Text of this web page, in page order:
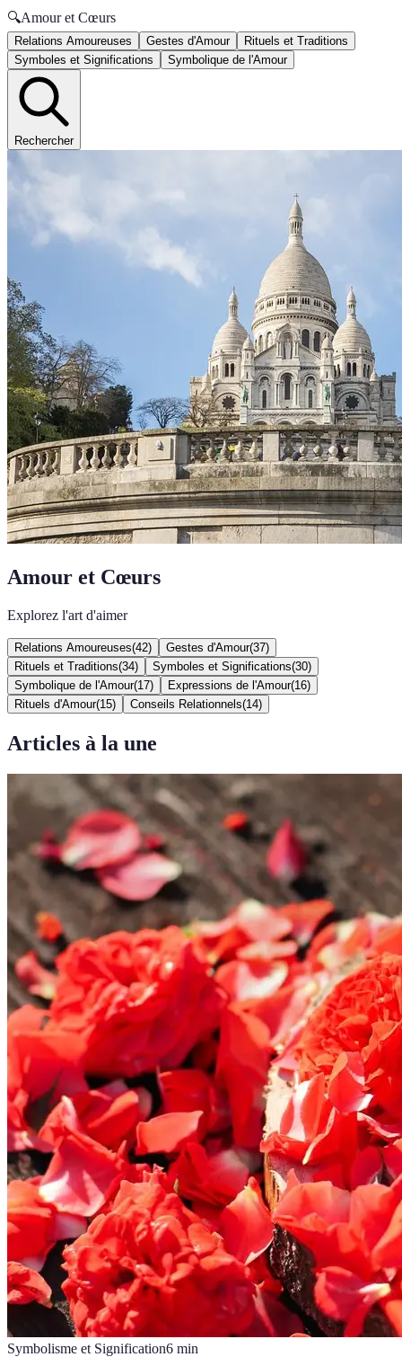
🔍Amour et Cœurs
Relations Amoureuses Gestes d'Amour
Rituels et Traditions
Symboles et Significations
Symbolique de l'Amour
Rechercher
Amour et Cœurs
Explorez l'art d'aimer
Relations Amoureuses(42) Gestes d'Amour(37)
Rituels et Traditions(34) Symboles et Significations(30)
Symbolique de l'Amour(17) Expressions de l'Amour(16)
Rituels d'Amour(15) Conseils Relationnels(14)
Articles à la une
Symbolisme et Signification6 min